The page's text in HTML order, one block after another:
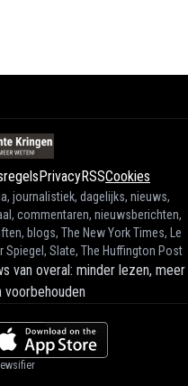
PrivacyRSSCookies
journalistiek, dagelijks, nieuws,
commentaren, nieuwsberichten,
blogs, The New York Times, Le
Spiegel, Slate, The Huffington Post
van overal: minder lezen, meer